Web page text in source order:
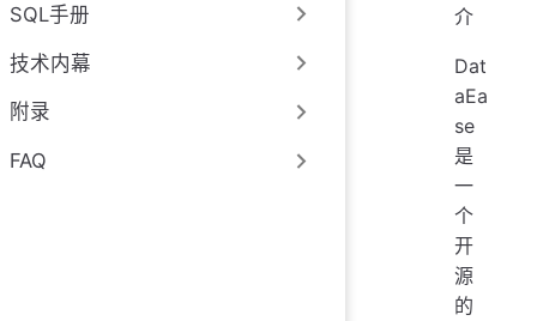
SQL手册
技术内幕
附录
FAQ
介
Dat
aEa
se
是
一
个
开
源
的